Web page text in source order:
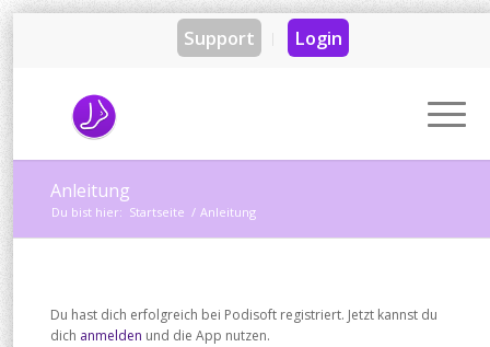
Support Login
Anleitung
Du bist hier: Startseite / Anleitung
Du hast dich erfolgreich bei Podisoft registriert. Jetzt kannst du
dich anmelden und die App nutzen.